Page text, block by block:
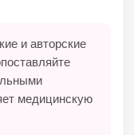
и авторские
медицинскую